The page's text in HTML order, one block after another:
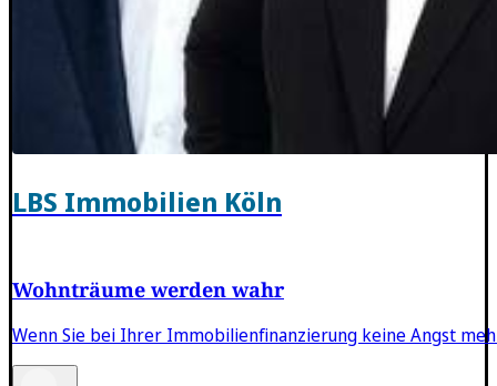
LBS Immobilien Köln
Wohnträume werden wahr
Wenn Sie bei Ihrer Immobilienfinanzierung keine Angst